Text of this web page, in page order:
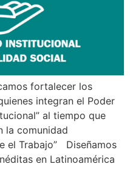
fortalecer los
integran el Poder
al tiempo que
la comunidad
el Trabajo” Diseñamos
en Latinoamérica